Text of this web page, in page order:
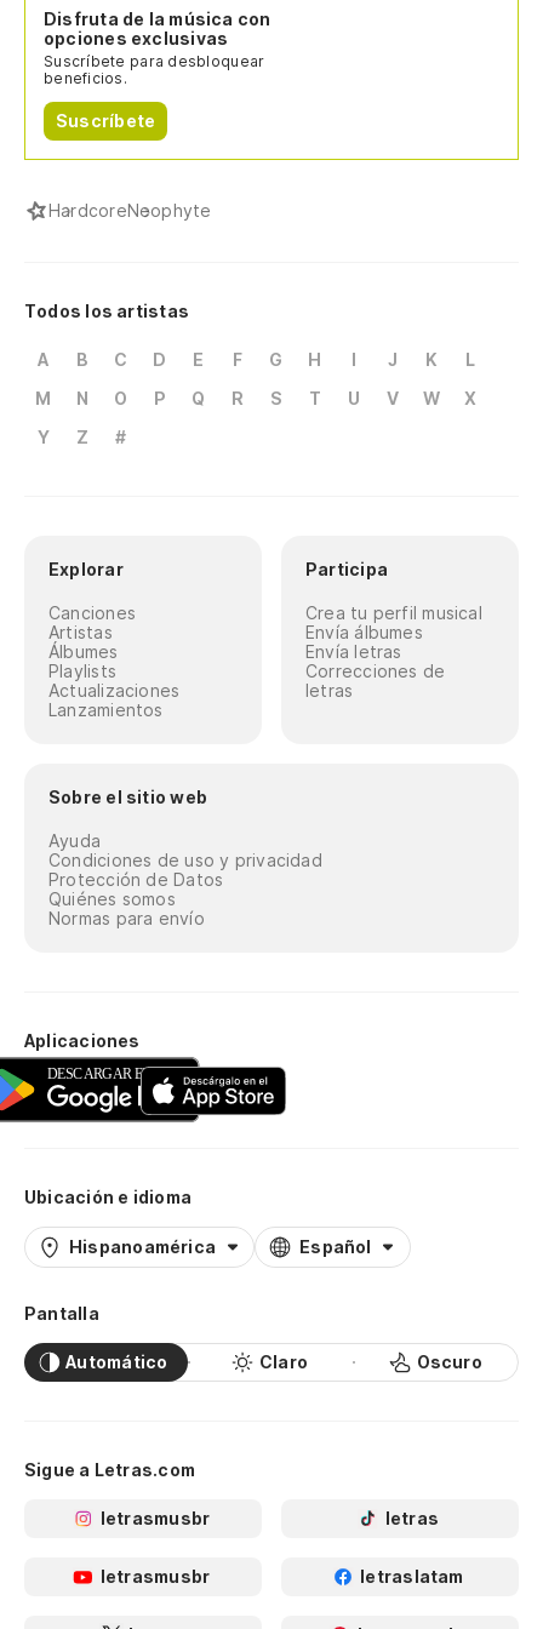
Disfruta de la música con
opciones exclusivas
Suscríbete para desbloquear
beneficios.
Suscríbete
HardcoreNeophyte
Todos los artistas
A B C D E F G H I J K
L
M
N O P Q R S T U V W
X
Y
Z #
Explorar
Canciones
Artistas
Álbumes
Playlists
Actualizaciones
Lanzamientos
Participa
Crea tu perfil musical
Envía álbumes
Envía letras
Correcciones de
letras
Sobre el sitio web
Ayuda
Condiciones de uso y privacidad
Protección de Datos
Quiénes somos
Normas para envío
Aplicaciones
Ubicación e idioma
Hispanoamérica Español
Pantalla
Automático Claro Oscuro
Sigue a Letras.com
letrasmusbr letras
letrasmusbr letraslatam